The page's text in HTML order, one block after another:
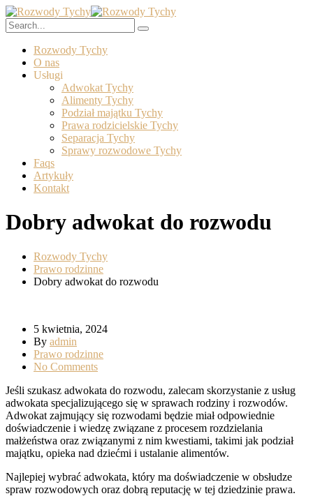
Rozwody Tychy
O nas
Usługi
Adwokat Tychy
Alimenty Tychy
Podział majątku Tychy
Prawa rodzicielskie Tychy
Separacja Tychy
Sprawy rozwodowe Tychy
Faqs
Artykuły
Kontakt
Dobry adwokat do rozwodu
Rozwody Tychy
Prawo rodzinne
Dobry adwokat do rozwodu
5 kwietnia, 2024
By admin
Prawo rodzinne
No Comments
Jeśli szukasz adwokata do rozwodu, zalecam skorzystanie z usług
adwokata specjalizującego się w sprawach rodziny i rozwodów.
Adwokat zajmujący się rozwodami będzie miał odpowiednie
doświadczenie i wiedzę związane z procesem rozdzielania
małżeństwa oraz związanymi z nim kwestiami, takimi jak podział
majątku, opieka nad dziećmi i ustalanie alimentów.
Najlepiej wybrać adwokata, który ma doświadczenie w obsłudze
spraw rozwodowych oraz dobrą reputację w tej dziedzinie prawa.